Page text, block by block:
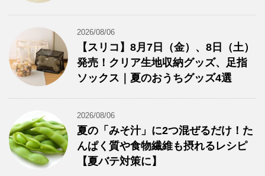
2026/08/06
【スリコ】8月7日（金）、8日（土）
発売！クリア生地収納グッズ、足指
ソックス｜夏のおうちグッズ4選
2026/08/06
夏の「みそ汁」に2つ混ぜるだけ！た
んぱく質や食物繊維も摂れるレシピ
【夏バテ対策に】